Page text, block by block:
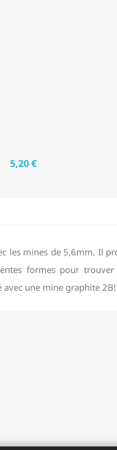
5,20 €
les mines de 5,6mm. Il
formes pour
une mine graphite 2B!